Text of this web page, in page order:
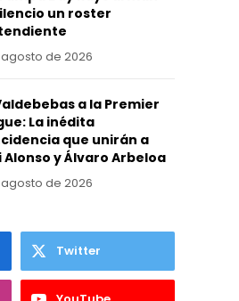
un roster
de 2026
a la Premier
La inédita
que unirán a
Alonso y Álvaro Arbeloa
de 2026
Twitter